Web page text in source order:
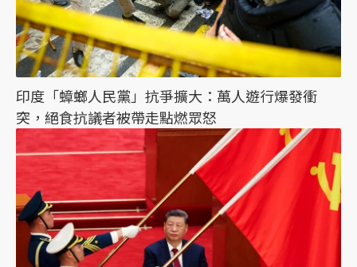
印度「蟑螂人民黨」抗爭擴大：萬人遊行爆發衝
突，絕食抗議者被帶走點燃眾怒